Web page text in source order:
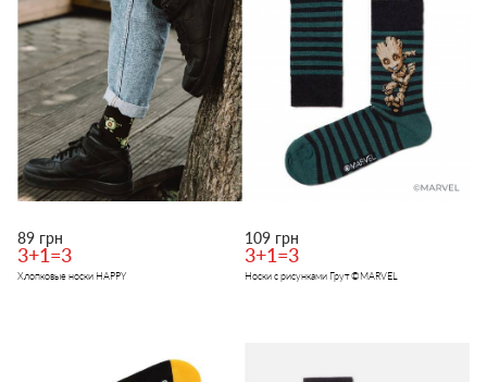
89 грн
3+1=3
Хлопковые носки HAPPY
109 грн
3+1=3
Носки с рисунками Грут ©MARVEL